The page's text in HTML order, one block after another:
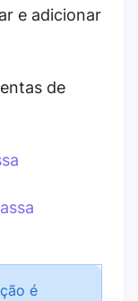
e adicionar
de
é